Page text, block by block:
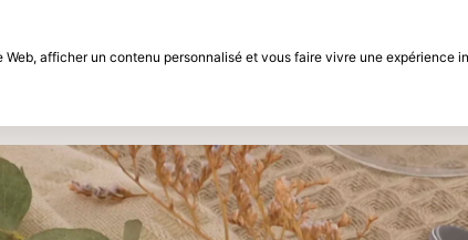
afficher un contenu personnalisé et vous faire vivre une expérience